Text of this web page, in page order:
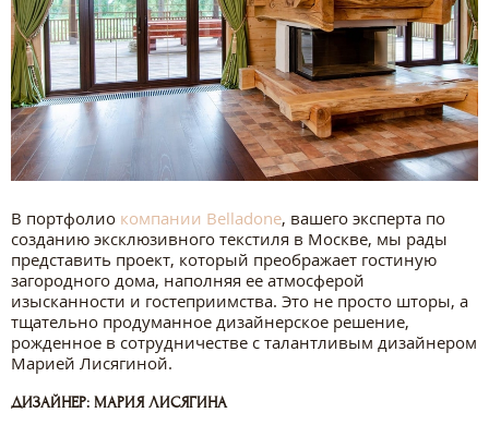
В портфолио компании Belladone, вашего эксперта по
созданию эксклюзивного текстиля в Москве, мы рады
представить проект, который преображает гостиную
загородного дома, наполняя ее атмосферой
изысканности и гостеприимства. Это не просто шторы, а
тщательно продуманное дизайнерское решение,
рожденное в сотрудничестве с талантливым дизайнером
Марией Лисягиной.
ДИЗАЙНЕР: МАРИЯ ЛИСЯГИНА